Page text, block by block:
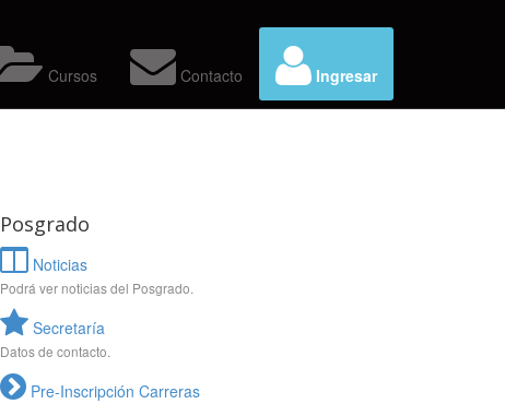
Ingresar
Cursos Contacto
Posgrado
Noticias
Podrá ver noticias del Posgrado.
Secretaría
Datos de contacto.
Pre-Inscripción Carreras